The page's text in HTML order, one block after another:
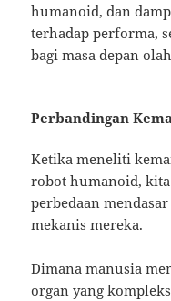
humanoid, dan
terhadap performa,
bagi masa depan
Perbandingan
Ketika meneliti
robot humanoid,
perbedaan
mekanis mereka.
Dimana manusia
organ yang